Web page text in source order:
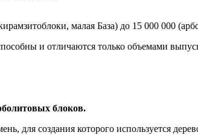
малая База) до 15 000 000
и отличаются только объемами
блоков.
для создания которого используется